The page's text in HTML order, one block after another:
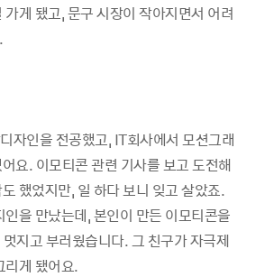
게 됐고, 문구 시장이 작아지면서 어려
디자인을 전공했고, IT회사에서 모션그래
요. 이모티콘 관련 기사를 보고 도전해
했었지만, 일 하다 보니 잊고 살았죠.
인을 만났는데, 본인이 만든 이모티콘을
지고 부러웠습니다. 그 친구가 자극제
리게 됐어요.